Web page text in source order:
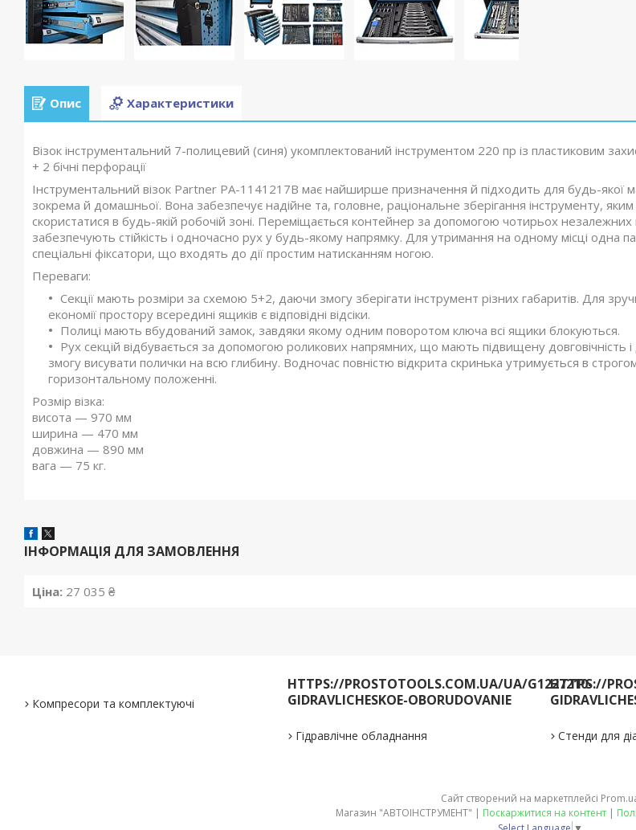
Опис Характеристики
Візок інструментальний 7-полицевий (синя) укомплектований інструментом 220 пр із пластиковим
+ 2 бічні перфорації
Інструментальний візок Partner PA-1141217B має найширше призначення й підходить для будь-якої
зокрема й домашньої. Вона забезпечує надійне та, головне, раціональне зберігання інструменту,
скористатися в будь-якій робочій зоні. Переміщається контейнер за допомогою чотирьох незалежних
забезпечують стійкість і одночасно рух у будь-якому напрямку. Для утримання на одному місці одна
спеціальні фіксатори, що входять до дії простим натисканням ногою.
Переваги:
Секції мають розміри за схемою 5+2, даючи змогу зберігати інструмент різних габаритів. Для
економії простору всередині ящиків є відповідні відсіки.
Полиці мають вбудований замок, завдяки якому одним поворотом ключа всі ящики блокуються.
Рух секцій відбувається за допомогою роликових напрямних, що мають підвищену довговічність
змогу висувати полички на всю глибину. Водночас повністю відкрита скринька утримується в
горизонтальному положенні.
Розмір візка:
висота — 970 мм
ширина — 470 мм
довжина — 890 мм
вага — 75 кг.
ІНФОРМАЦІЯ ДЛЯ ЗАМОВЛЕННЯ
Ціна: 27 035 ₴
Компресори та комплектуючі
HTTPS://PROSTOTOOLS.COM.UA/UA/G1227210-
GIDRAVLICHESKOE-OBORUDOVANIE
Гідравлічне обладнання
HTTPS://
Стенди для
Сайт створений на маркетплейсі
Магазин "АВТОІНСТРУМЕНТ" | Поскаржитися на контент |